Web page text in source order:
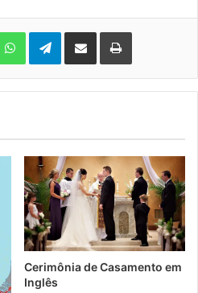
WhatsAppTelegram
Compartilhar via e-mail Imprimir
Cerimônia de Casamento em
Inglês